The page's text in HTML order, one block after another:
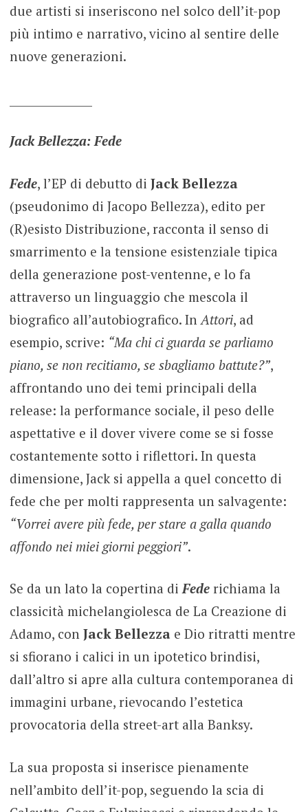
due artisti si inseriscono nel solco dell’it-pop
più intimo e narrativo, vicino al sentire delle
nuove generazioni.
Jack Bellezza: Fede
Fede, l’EP di debutto di Jack Bellezza
(pseudonimo di Jacopo Bellezza), edito per
(R)esisto Distribuzione, racconta il senso di
smarrimento e la tensione esistenziale tipica
della generazione post-ventenne, e lo fa
attraverso un linguaggio che mescola il
biografico all’autobiografico. In Attori, ad
esempio, scrive: “Ma chi ci guarda se parliamo
piano, se non recitiamo, se sbagliamo battute?”,
affrontando uno dei temi principali della
release: la performance sociale, il peso delle
aspettative e il dover vivere come se si fosse
costantemente sotto i riflettori. In questa
dimensione, Jack si appella a quel concetto di
fede che per molti rappresenta un salvagente:
“Vorrei avere più fede, per stare a galla quando
affondo nei miei giorni peggiori”.
Se da un lato la copertina diFederichiama la
classicità michelangiolesca de La Creazione di
Adamo, con Jack Bellezza e Dio ritratti mentre
si sfiorano i calici in un ipotetico brindisi,
dall’altro si apre alla cultura contemporanea di
immagini urbane, rievocando l’estetica
provocatoria della street-art alla Banksy.
La sua proposta si inserisce pienamente
nell’ambito dell’it-pop, seguendo la scia di